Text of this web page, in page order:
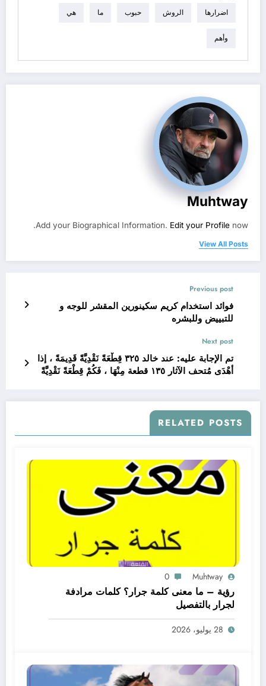
اضرارها الروش حبوب ما هي
وأهم
Muhtway
Add your Biographical Information. Edit your Profile now.
View All Posts
Previous post
فوائد استخدام كريم سكينورين المقشر للوجه و
للتبييض وللبشره
Next post
تم الإجابة عليه: عند خالد ٣٢٥ قِطْعَةً نَقْدِيَّةً قَدِيمَةً ، إذا
أهْدَى مُتحف الآثار ١٣٥ قطعة مِنْهَا ، فَكُمْ قِطْعَةً نَقْدِيَّةً
RELATED POSTS
Muhtway
0
رؤية – ما معنى كلمة جرار؟ كلمات مرادفة
لجرار بالتفصيل
28 يوليو، 2026